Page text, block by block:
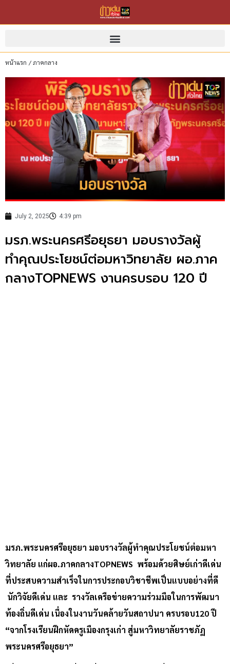
หน้าแรก /ภาคกลาง
July 2, 2025 4:39 pm
มรภ.พระนครศรีอยุธยา มอบรางวัลผู้
ทำคุณประโยชน์ต่อมหาวิทยาลัย ผอ.ภาค
กลางTOPNEWS งานครบรอบ 120 ปี
มรภ.พระนครศรีอยุธยา มอบรางวัลผู้ทำคุณประโยชน์ต่อมหา
วิทยาลัย แก่ผอ.ภาคกลางTOPNEWS พร้อมด้วยศิษย์เก่าดีเด่น
ที่ประสบความสำเร็จในการประกอบวิชาชีพเป็นแบบอย่างที่ดี
นักวิจัยดีเด่น และ รางวัลเครือข่ายความร่วมมือในการพัฒนา
ท้องถิ่นดีเด่น เนื่องในงานวันคล้ายวันสถาปนา ครบรอบ120 ปี
“จากโรงเรียนฝึกหัดครูเมืองกรุงเก่า สู่มหาวิทยาลัยราชภัฏ
พระนครศรีอยุธยา”